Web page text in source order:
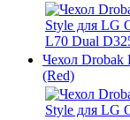
Чехол Drobak
(Red)